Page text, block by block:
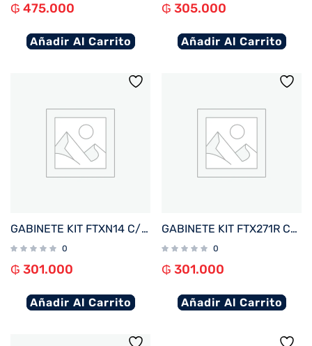
₲ 475.000
Añadir Al Carrito
₲ 305.000
Añadir Al Carrito
GABINETE KIT FTXN14 C/FUENTE 500W MOUSE+TECL+SPK+LATERAL TRANSP MATX/MITX
0
₲ 301.000
Añadir Al Carrito
GABINETE KIT FTX271R C/FUENTE 500W MOUSE+TECL+SPK+LATERAL TRANSP MATX/MITX
0
₲ 301.000
Añadir Al Carrito